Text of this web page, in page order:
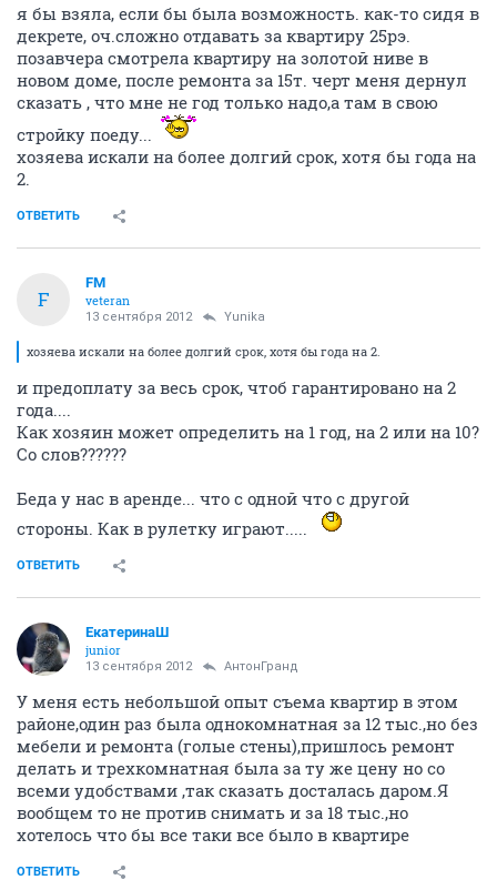
я бы взяла, если бы была возможность. как-то сидя в
декрете, оч.сложно отдавать за квартиру 25рэ.
позавчера смотрела квартиру на золотой ниве в
новом доме, после ремонта за 15т. черт меня дернул
сказать , что мне не год только надо,а там в свою
стройку поеду...
хозяева искали на более долгий срок, хотя бы года на
2.
ОТВЕТИТЬ
F
FM
veteran
13 сентября 2012 Yunika
хозяева искали на более долгий срок, хотя бы года на 2.
и предоплату за весь срок, чтоб гарантировано на 2
года....
Как хозяин может определить на 1 год, на 2 или на 10?
Со слов??????
Беда у нас в аренде... что с одной что с другой
стороны. Как в рулетку играют.....
ОТВЕТИТЬ
ЕкатеринаШ
junior
13 сентября 2012 АнтонГранд
У меня есть небольшой опыт съема квартир в этом
районе,один раз была однокомнатная за 12 тыс.,но без
мебели и ремонта (голые стены),пришлось ремонт
делать и трехкомнатная была за ту же цену но со
всеми удобствами ,так сказать досталась даром.Я
вообщем то не против снимать и за 18 тыс.,но
хотелось что бы все таки все было в квартире
ОТВЕТИТЬ